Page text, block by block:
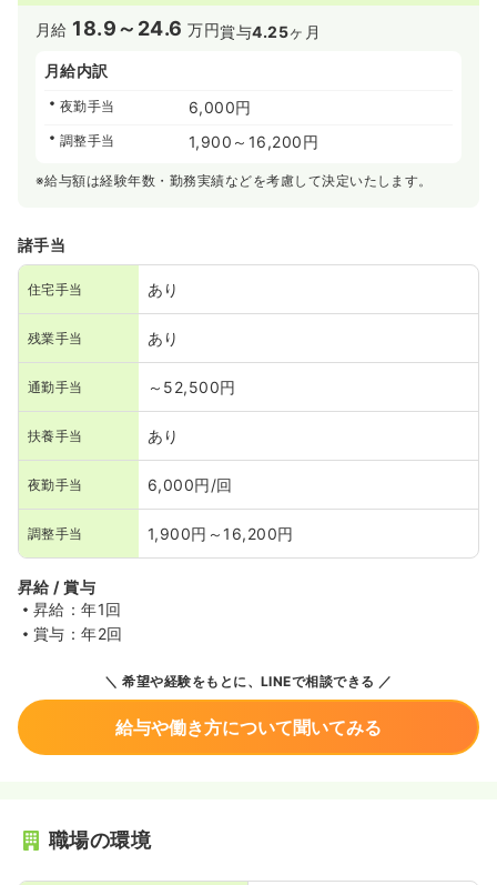
月給 18.9～24.6 万円賞与4.25ヶ月
月給内訳
夜勤手当 6,000円
調整手当 1,900～16,200円
※給与額は経験年数・勤務実績などを考慮して決定いたします。
諸手当
住宅手当 あり
残業手当 あり
通勤手当 ～52,500円
扶養手当 あり
夜勤手当 6,000円/回
調整手当 1,900円～16,200円
昇給 / 賞与
昇給：年1回
賞与：年2回
希望や経験をもとに、LINEで相談できる
給与や働き方について聞いてみる
職場の環境